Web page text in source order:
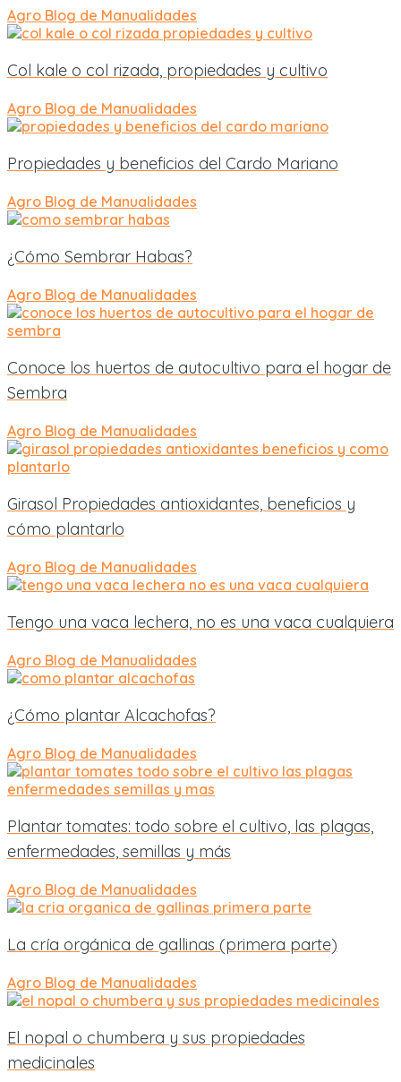
Agro Blog de Manualidades
Col kale o col rizada, propiedades y cultivo
Agro Blog de Manualidades
Propiedades y beneficios del Cardo Mariano
Agro Blog de Manualidades
¿Cómo Sembrar Habas?
Agro Blog de Manualidades
Conoce los huertos de autocultivo para el hogar de
Sembra
Agro Blog de Manualidades
Girasol Propiedades antioxidantes, beneficios y
cómo plantarlo
Agro Blog de Manualidades
Tengo una vaca lechera, no es una vaca cualquiera
Agro Blog de Manualidades
¿Cómo plantar Alcachofas?
Agro Blog de Manualidades
Plantar tomates: todo sobre el cultivo, las plagas,
enfermedades, semillas y más
Agro Blog de Manualidades
La cría orgánica de gallinas (primera parte)
Agro Blog de Manualidades
El nopal o chumbera y sus propiedades
medicinales